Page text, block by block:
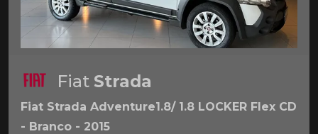
Fiat Strada
Fiat Strada Adventure1.8/ 1.8 LOCKER Flex CD
- Branco - 2015